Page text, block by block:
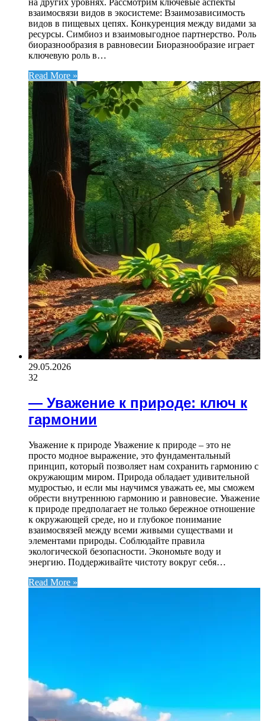
на других уровнях. Рассмотрим ключевые аспекты
взаимосвязи видов в экосистеме: Взаимозависимость
видов в пищевых цепях. Конкуренция между видами за
ресурсы. Симбиоз и взаимовыгодное партнерство. Роль
биоразнообразия в равновесии Биоразнообразие играет
ключевую роль в…
Read More »
29.05.2026
32
— Уважение к природе: ключ к
гармонии
Уважение к природе Уважение к природе – это не
просто модное выражение, это фундаментальный
принцип, который позволяет нам сохранить гармонию с
окружающим миром. Природа обладает удивительной
мудростью, и если мы научимся уважать ее, мы сможем
обрести внутреннюю гармонию и равновесие. Уважение
к природе предполагает не только бережное отношение
к окружающей среде, но и глубокое понимание
взаимосвязей между всеми живыми существами и
элементами природы. Соблюдайте правила
экологической безопасности. Экономьте воду и
энергию. Поддерживайте чистоту вокруг себя…
Read More »